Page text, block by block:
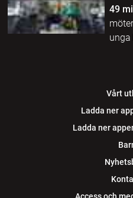
49
unga
Vårt
Ladda ner
Ladda ner